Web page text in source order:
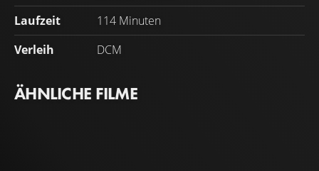
Laufzeit
114 Minuten
Verleih
DCM
ÄHNLICHE FILME